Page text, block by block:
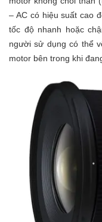
– AC có hiệu suất cao
tốc độ nhanh hoặc
người sử dụng có thể
motor bên trong khi